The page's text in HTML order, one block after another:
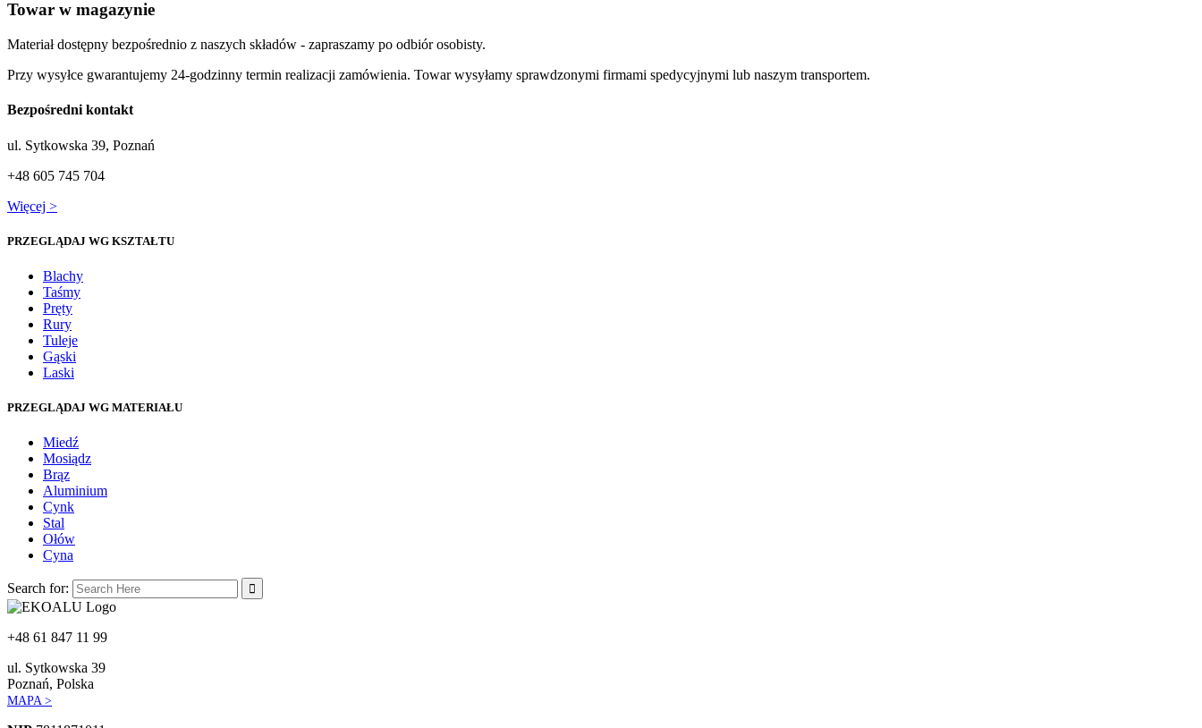
Towar w magazynie
Materiał dostępny bezpośrednio z naszych składów - zapraszamy po odbiór osobisty.
Przy wysyłce gwarantujemy 24-godzinny termin realizacji zamówienia. Towar wysyłamy sprawdzonymi firmami spedycyjnymi lub naszym transportem.
Bezpośredni kontakt
ul. Sytkowska 39, Poznań
+48 605 745 704
Więcej >
PRZEGLĄDAJ WG KSZTAŁTU
Blachy
Taśmy
Pręty
Rury
Tuleje
Gąski
Laski
PRZEGLĄDAJ WG MATERIAŁU
Miedź
Mosiądz
Brąz
Aluminium
Cynk
Stal
Ołów
Cyna
Search for:
+48 61 847 11 99
ul. Sytkowska 39
Poznań, Polska
MAPA >